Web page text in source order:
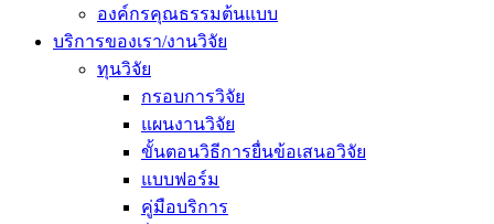
องค์กรคุณธรรมต้นแบบ
บริการของเรา/งานวิจัย
ทุนวิจัย
กรอบการวิจัย
แผนงานวิจัย
ขั้นตอนวิธีการยื่นข้อเสนอวิจัย
แบบฟอร์ม
คู่มือบริการ